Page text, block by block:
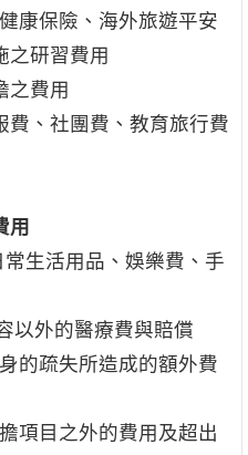
康保險、海外旅遊平安
之研習費用
之費用
費、社團費、教育旅行費
用
生活用品、娛樂費、手
以外的醫療費與賠償
的疏失所造成的額外費
項目之外的費用及超出